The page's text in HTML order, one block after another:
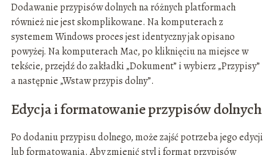
Dodawanie przypisów dolnych na różnych platformach
również nie jest skomplikowane. Na komputerach z
systemem Windows proces jest identyczny jak opisano
powyżej. Na komputerach Mac, po kliknięciu na miejsce w
tekście, przejdź do zakładki „Dokument” i wybierz „Przypisy”
a następnie „Wstaw przypis dolny”.
Edycja i formatowanie przypisów dolnych
Po dodaniu przypisu dolnego, może zajść potrzeba jego edycji
lub formatowania. Aby zmienić styl i format przypisów